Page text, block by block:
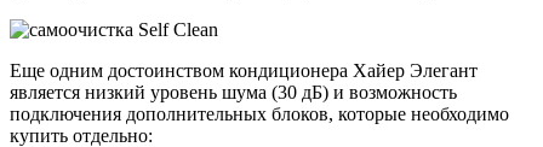
Еще одним достоинством кондиционера Хайер Элегант
является низкий уровень шума (30 дБ) и возможность
подключения дополнительных блоков, которые необходимо
купить отдельно: